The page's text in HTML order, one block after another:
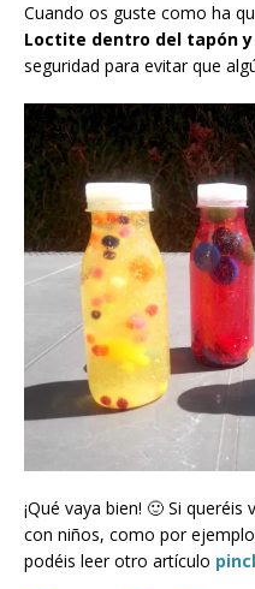
Cuando os guste como ha
Loctite dentro del tapón
seguridad para evitar que
¡Qué vaya bien! 🙂 Si
con niños, como por
podéis leer otro artículo